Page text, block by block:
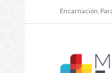
Encarnación,